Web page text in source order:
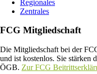
Regionales
Zentrales
FCG Mitgliedschaft
Die Mitgliedschaft bei der
und ist kostenlos. Sie stärken
ÖGB. Zur FCG